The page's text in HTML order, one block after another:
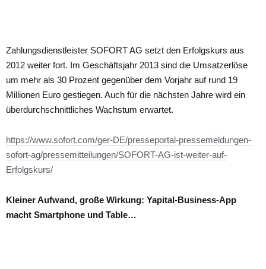
Zahlungsdienstleister SOFORT AG setzt den Erfolgskurs aus
2012 weiter fort. Im Geschäftsjahr 2013 sind die Umsatzerlöse
um mehr als 30 Prozent gegenüber dem Vorjahr auf rund 19
Millionen Euro gestiegen. Auch für die nächsten Jahre wird ein
überdurchschnittliches Wachstum erwartet.
https://www.sofort.com/ger-DE/presseportal-pressemeldungen-
sofort-ag/pressemitteilungen/SOFORT-AG-ist-weiter-auf-
Erfolgskurs/
Kleiner Aufwand, große Wirkung: Yapital-Business-App
macht Smartphone und Table…